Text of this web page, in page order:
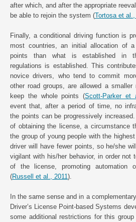
after which, and after the appropriate
be able to rejoin the system (Tortosa et
Finally, a conditional driving function is
most countries, an initial allocation of
points than what is established in
regulations is established. This
novice drivers, who tend to commit
other road groups, are allowed a smaller
keep the whole points (Scott-Parker et
event that, after a period of time, no
the points can be progressively
of obtaining the license, a circumstance
the group of young people with the
driver will have fewer points, so he/she
vigilant with his/her behavior, in order not
of the license, promoting automation
(Russell et al., 2011).
In the same sense and in a
Driver’s License Point-based Systems
some additional restrictions for this group